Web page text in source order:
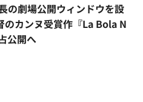
の劇場公開ウィンドウを設
のカンヌ受賞作『La Bola N
公開へ